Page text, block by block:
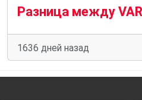
1636 дней назад